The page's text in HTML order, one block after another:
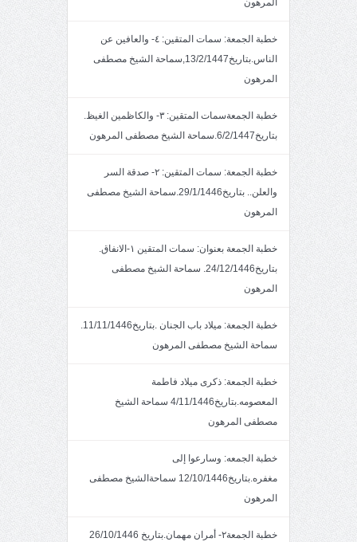
المرهون
خطبة الجمعة: سمات المتقين: ٤- والعافين عن
الناس.بتاريخ13/2/1447,سماحة الشيخ مصطفى
المرهون
خطبة الجمعةسمات المتقين: ٣- والكاظمين الغيظ.
بتاريخ6/2/1447.سماحة الشيخ مصطفى المرهون
خطبة الجمعة: سمات المتقين: ٢- صدقة السر
والعلن.. بتاريخ29/1/1446.سماحة الشيخ مصطفى
المرهون
خطبة الجمعة بعنوان: سمات المتقين ١-الانفاق.
بتاريخ24/12/1446. سماحة الشيخ مصطفى
المرهون
خطبة الجمعة: ميلاد باب الجنان .بتاريخ11/11/1446.
سماحة الشيخ مصطفى المرهون
خطبة الجمعة: ذكرى ميلاد فاطمة
المعصومه.بتاريخ4/11/1446 سماحة الشيخ
مصطفى المرهون
خطبة الجمعه: وسارعوا إلى
مغفره.بتاريخ12/10/1446 سماحةالشيخ مصطفى
المرهون
خطبة الجمعة٢- أمران مهمان.بتاريخ 26/10/1446